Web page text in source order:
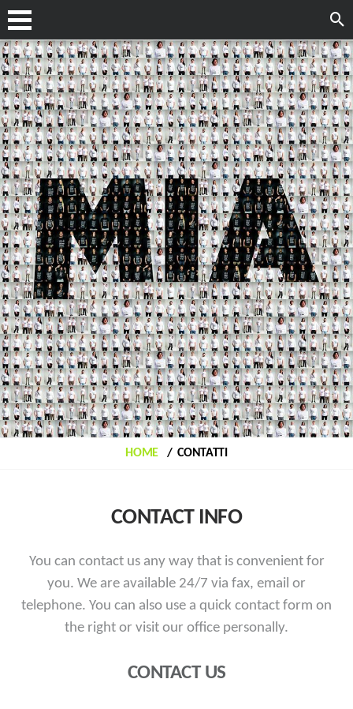
HOME CONTATTI
CONTACT INFO
You can contact us any way that is convenient for
you. We are available 24/7 via fax, email or
telephone. You can also use a quick contact form on
the right or visit our office personally.
CONTACT US